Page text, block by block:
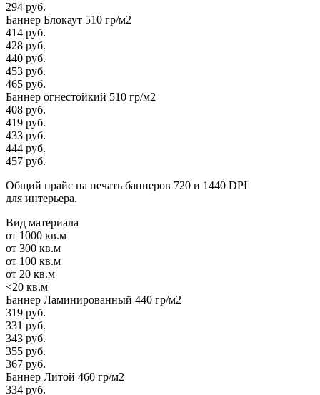
294 руб.
Баннер Блокаут 510 гр/м2
414 руб.
428 руб.
440 руб.
453 руб.
465 руб.
Баннер огнестойкий 510 гр/м2
408 руб.
419 руб.
433 руб.
444 руб.
457 руб.
Общий прайс на печать баннеров 720 и 1440 DPI
для интерьера.
Вид материала
от 1000 кв.м
от 300 кв.м
от 100 кв.м
от 20 кв.м
<20 кв.м
Баннер Ламинированный 440 гр/м2
319 руб.
331 руб.
343 руб.
355 руб.
367 руб.
Баннер Литой 460 гр/м2
334 руб.